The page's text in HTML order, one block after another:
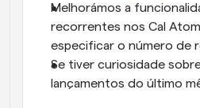
Melhorámos a
recorrentes nos Cal
especificar o número de
Se tiver curiosidade
lançamentos do último